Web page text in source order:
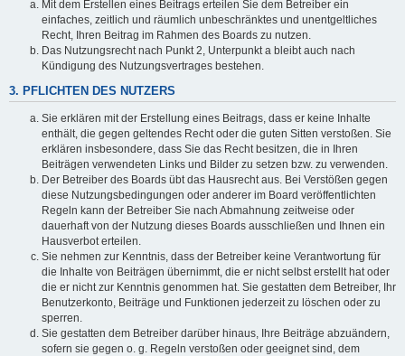
Mit dem Erstellen eines Beitrags erteilen Sie dem Betreiber ein
einfaches, zeitlich und räumlich unbeschränktes und unentgeltliches
Recht, Ihren Beitrag im Rahmen des Boards zu nutzen.
Das Nutzungsrecht nach Punkt 2, Unterpunkt a bleibt auch nach
Kündigung des Nutzungsvertrages bestehen.
3. PFLICHTEN DES NUTZERS
Sie erklären mit der Erstellung eines Beitrags, dass er keine Inhalte
enthält, die gegen geltendes Recht oder die guten Sitten verstoßen. Sie
erklären insbesondere, dass Sie das Recht besitzen, die in Ihren
Beiträgen verwendeten Links und Bilder zu setzen bzw. zu verwenden.
Der Betreiber des Boards übt das Hausrecht aus. Bei Verstößen gegen
diese Nutzungsbedingungen oder anderer im Board veröffentlichten
Regeln kann der Betreiber Sie nach Abmahnung zeitweise oder
dauerhaft von der Nutzung dieses Boards ausschließen und Ihnen ein
Hausverbot erteilen.
Sie nehmen zur Kenntnis, dass der Betreiber keine Verantwortung für
die Inhalte von Beiträgen übernimmt, die er nicht selbst erstellt hat oder
die er nicht zur Kenntnis genommen hat. Sie gestatten dem Betreiber, Ihr
Benutzerkonto, Beiträge und Funktionen jederzeit zu löschen oder zu
sperren.
Sie gestatten dem Betreiber darüber hinaus, Ihre Beiträge abzuändern,
sofern sie gegen o. g. Regeln verstoßen oder geeignet sind, dem